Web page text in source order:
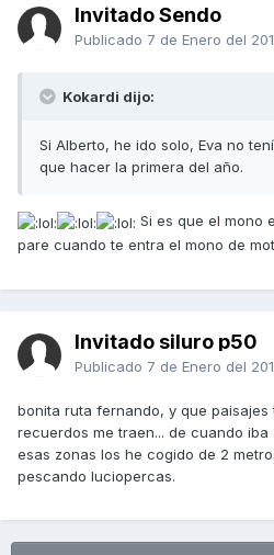
Invitado Sendo
Publicado 7 de Enero del
Kokardi dijo:
Si Alberto, he ido solo, Eva no
que hacer la primera del año.
Si es que el mono
pare cuando te entra el mono de
Invitado siluro p50
Publicado 7 de Enero del
bonita ruta fernando, y que paisajes
recuerdos me traen... de cuando
esas zonas los he cogido de 2
pescando luciopercas.